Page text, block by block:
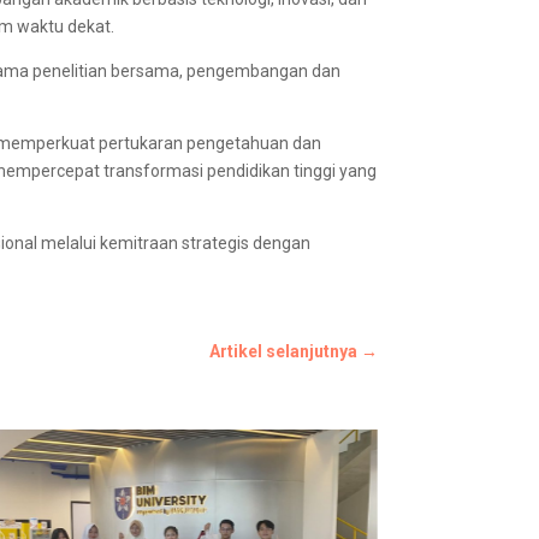
waktu dekat.
penelitian bersama, pengembangan dan
pertukaran pengetahuan dan
transformasi pendidikan tinggi yang
melalui kemitraan strategis dengan
Artikel selanjutnya →